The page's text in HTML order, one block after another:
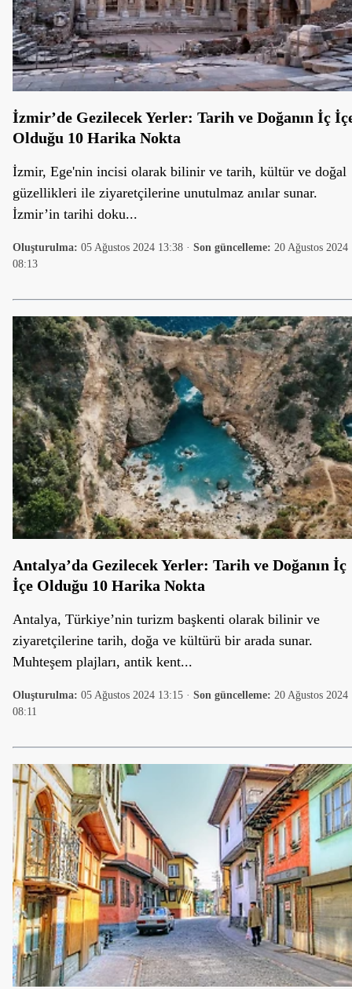
İzmir’de Gezilecek Yerler: Tarih ve Doğanın İç
Olduğu 10 Harika Nokta
İzmir, Ege'nin incisi olarak bilinir ve tarih, kültür ve doğal
güzellikleri ile ziyaretçilerine unutulmaz anılar sunar.
İzmir’in tarihi doku...
Oluşturulma: 05 Ağustos 2024 13:38 · Son güncelleme: 20 Ağustos 2024
08:13
Antalya’da Gezilecek Yerler: Tarih ve Doğanın İç
İçe Olduğu 10 Harika Nokta
Antalya, Türkiye’nin turizm başkenti olarak bilinir ve
ziyaretçilerine tarih, doğa ve kültürü bir arada sunar.
Muhteşem plajları, antik kent...
Oluşturulma: 05 Ağustos 2024 13:15 · Son güncelleme: 20 Ağustos 2024
08:11